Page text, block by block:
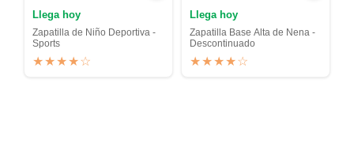
Llega hoy
Zapatilla de Niño Deportiva -
Sports
★★★★☆
Llega hoy
Zapatilla Base Alta de Nena -
Descontinuado
★★★★☆